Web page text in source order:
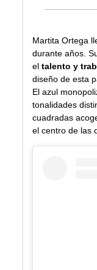
Martita Ortega
durante años.
eltalento y
diseño de esta
El azul
tonalidades
cuadradas
el centro de las